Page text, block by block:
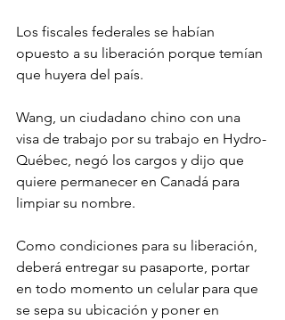
Los fiscales federales se habían
opuesto a su liberación porque temían
que huyera del país.
Wang, un ciudadano chino con una
visa de trabajo por su trabajo en Hydro-
Québec, negó los cargos y dijo que
quiere permanecer en Canadá para
limpiar su nombre.
Como condiciones para su liberación,
deberá entregar su pasaporte, portar
en todo momento un celular para que
se sepa su ubicación y poner en